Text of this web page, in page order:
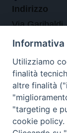
Indirizzo
Via
Orari
da lunedi al
Contatti
Informativa
Utilizziamo
finalità
altre finalità
"targeting e
cookie policy.